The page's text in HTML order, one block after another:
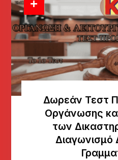
Δωρεάν Τεστ
Οργάνωσης
των
Διαγωνισμό